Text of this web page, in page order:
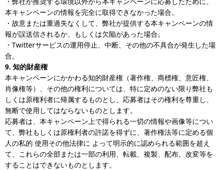
本キャンペーンの情報を完全に取得できなかった場合。
・故意または重過失なくして、弊社が提供する本キャンペーンの情
報が誤送信されるか、もしくは欠陥があった場合。
・Twitterサービスの運用停止、中断、その他の不具合が発生した場
合。
9. 知的財産権
本キャンペーンにかかわる知的財産権（著作権、商標権、意匠権、
肖像権等）、その他の権利については、特に定めのない限り弊社も
しくは原権利者に帰属するものとし、応募者はその権利を尊重し、
無断で使用してはならないものとします。
応募者は、本キャンペーン上で得られる一切の情報や画像等につい
て、弊社もしくは原権利者の許諾を得ずに、著作権法等に定める個
人の私的 使用その他法律に よって明示的に認められる範囲を超え
て、これらの全部または一部の利用、転載、複製、配布、改変等を
することはできないものとします。